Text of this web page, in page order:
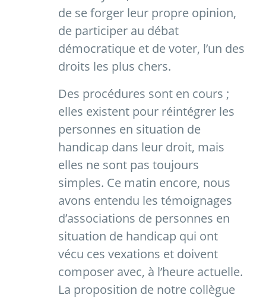
de se forger leur propre opinion,
de participer au débat
démocratique et de voter, l’un des
droits les plus chers.
Des procédures sont en cours ;
elles existent pour réintégrer les
personnes en situation de
handicap dans leur droit, mais
elles ne sont pas toujours
simples. Ce matin encore, nous
avons entendu les témoignages
d’associations de personnes en
situation de handicap qui ont
vécu ces vexations et doivent
composer avec, à l’heure actuelle.
La proposition de notre collègue